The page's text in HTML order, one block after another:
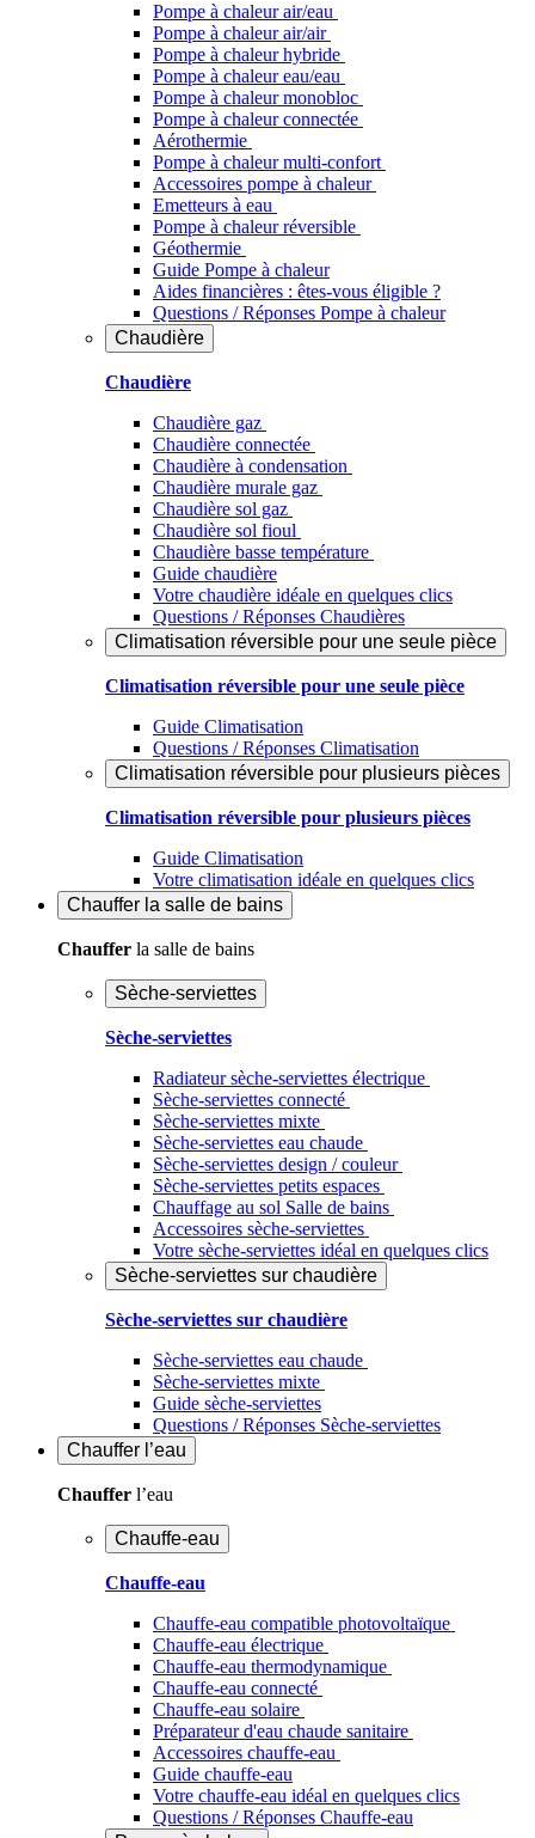
Pompe à chaleur air/eau
Pompe à chaleur air/air
Pompe à chaleur hybride
Pompe à chaleur​ eau/eau
Pompe à chaleur monobloc
Pompe à chaleur connectée
Aérothermie
Pompe à chaleur multi-confort
Accessoires pompe à chaleur
Emetteurs à eau
Pompe à chaleur réversible
Géothermie
Guide Pompe à chaleur
Aides financières : êtes-vous éligible ?
Questions / Réponses Pompe à chaleur
Chaudière
Chaudière
Chaudière gaz
Chaudière connectée
Chaudière à condensation
Chaudière murale gaz
Chaudière sol gaz
Chaudière sol fioul
Chaudière basse température
Guide chaudière
Votre chaudière idéale en quelques clics
Questions / Réponses Chaudières
Climatisation réversible pour une seule pièce
Climatisation réversible pour une seule pièce
Guide Climatisation
Questions / Réponses Climatisation
Climatisation réversible pour plusieurs pièces
Climatisation réversible pour plusieurs pièces
Guide Climatisation
Votre climatisation idéale en quelques clics
Chauffer la salle de bains
Chauffer la salle de bains
Sèche-serviettes
Sèche-serviettes
Radiateur sèche-serviettes électrique
Sèche-serviettes connecté
Sèche-serviettes mixte
Sèche-serviettes eau chaude
Sèche-serviettes design / couleur
Sèche-serviettes petits espaces
Chauffage au sol Salle de bains
Accessoires sèche-serviettes
Votre sèche-serviettes idéal en quelques clics
Sèche-serviettes sur chaudière
Sèche-serviettes sur chaudière
Sèche-serviettes eau chaude
Sèche-serviettes mixte
Guide sèche-serviettes
Questions / Réponses Sèche-serviettes
Chauffer l’eau
Chauffer l’eau
Chauffe-eau
Chauffe-eau
Chauffe-eau compatible photovoltaïque
Chauffe-eau électrique
Chauffe-eau thermodynamique
Chauffe-eau connecté
Chauffe-eau solaire
Préparateur d'eau chaude sanitaire
Accessoires chauffe-eau
Guide chauffe-eau
Votre chauffe-eau idéal en quelques clics
Questions / Réponses Chauffe-eau